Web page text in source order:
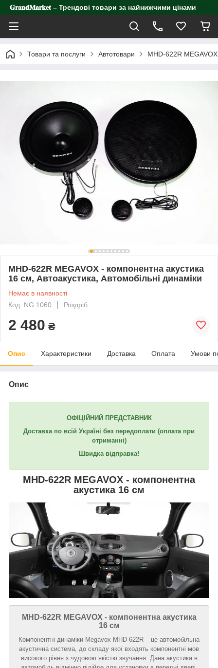
𝐆𝐫𝐚𝐧𝐝𝐌𝐚𝐫𝐤𝐞𝐭 – Трендові товари за найнижчими цінами
Товари та послуги Автотовари MHD-622R
MHD-622R MEGAVOX - компонентна акустика
16 см, Автоакустика, Автомобільні динаміки
Немає в наявності
Код: NG 1060
Роздріб
2 480 ₴
Опис Характеристики Доставка Оплата Умови
Опис
ОФІЦІЙНИЙ ПРЕДСТАВНИК
Доставка по всій Україні без передоплати (оплата при
отриманні)
Швидка відправка!
MHD-622R MEGAVOX - компонентна
акустика 16 см
MHD-622R MEGAVOX - компонентна акустика
16 см
Компонентні динаміки Megavox MHD-622R – це автомобільна
акустична система, до складу якої входять компонентні мов
високого рівня з чудовою якістю звучання. Дана акустика в